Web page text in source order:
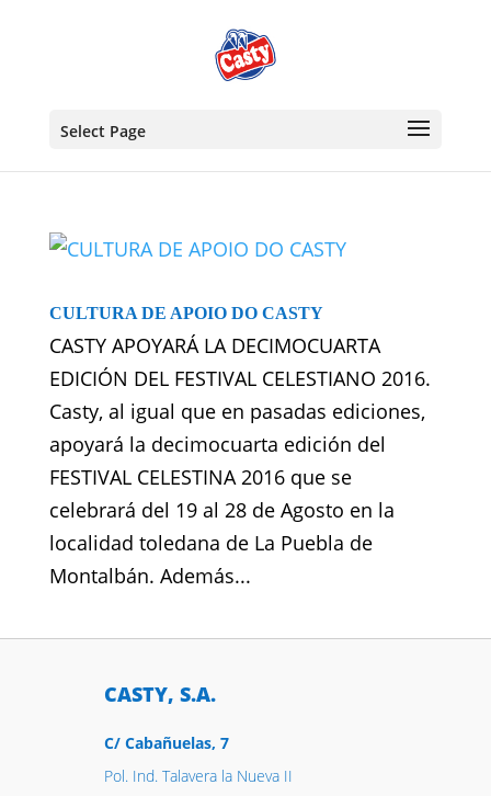
Select Page
CULTURA DE APOIO DO CASTY
CASTY APOYARÁ LA DECIMOCUARTA
EDICIÓN DEL FESTIVAL CELESTIANO 2016.
Casty, al igual que en pasadas ediciones,
apoyará la decimocuarta edición del
FESTIVAL CELESTINA 2016 que se
celebrará del 19 al 28 de Agosto en la
localidad toledana de La Puebla de
Montalbán. Además...
CASTY, S.A.
C/ Cabañuelas, 7
Pol. Ind. Talavera la Nueva II